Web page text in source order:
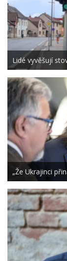
Lidé vyvěšují
„Že Ukrajinci